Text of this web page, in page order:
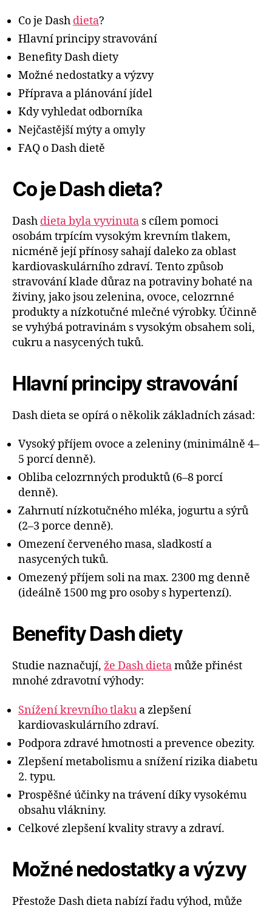
Co je Dash dieta?
Hlavní principy stravování
Benefity Dash diety
Možné nedostatky a výzvy
Příprava a plánování jídel
Kdy vyhledat odborníka
Nejčastější mýty a omyly
FAQ o Dash dietě
Co je Dash dieta?
Dash dieta byla vyvinuta s cílem pomoci
osobám trpícím vysokým krevním tlakem,
nicméně její přínosy sahají daleko za oblast
kardiovaskulárního zdraví. Tento způsob
stravování klade důraz na potraviny bohaté na
živiny, jako jsou zelenina, ovoce, celozrnné
produkty a nízkotučné mlečné výrobky. Účinně
se vyhýbá potravinám s vysokým obsahem soli,
cukru a nasycených tuků.
Hlavní principy stravování
Dash dieta se opírá o několik základních zásad:
Vysoký příjem ovoce a zeleniny (minimálně 4–
5 porcí denně).
Obliba celozrnných produktů (6–8 porcí
denně).
Zahrnutí nízkotučného mléka, jogurtu a sýrů
(2–3 porce denně).
Omezení červeného masa, sladkostí a
nasycených tuků.
Omezený příjem soli na max. 2300 mg denně
(ideálně 1500 mg pro osoby s hypertenzí).
Benefity Dash diety
Studie naznačují, že Dash dietamůže přinést
mnohé zdravotní výhody:
Snížení krevního tlaku a zlepšení
kardiovaskulárního zdraví.
Podpora zdravé hmotnosti a prevence obezity.
Zlepšení metabolismu a snížení rizika diabetu
2. typu.
Prospěšné účinky na trávení díky vysokému
obsahu vlákniny.
Celkové zlepšení kvality stravy a zdraví.
Možné nedostatky a výzvy
Přestože Dash dieta nabízí řadu výhod, může